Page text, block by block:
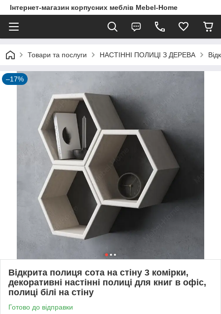
Інтернет-магазин корпусних меблів Mebel-Home
Товари та послуги НАСТІННІ ПОЛИЦІ З ДЕРЕВА
–17%
Відкрита полиця сота на стіну 3 комірки,
декоративні настінні полиці для книг в офіс,
полиці білі на стіну
Готово до відправки